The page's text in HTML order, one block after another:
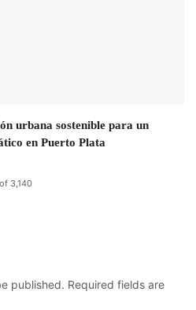
urbana sostenible para un
en Puerto Plata
of 3,140
published. Required fields are